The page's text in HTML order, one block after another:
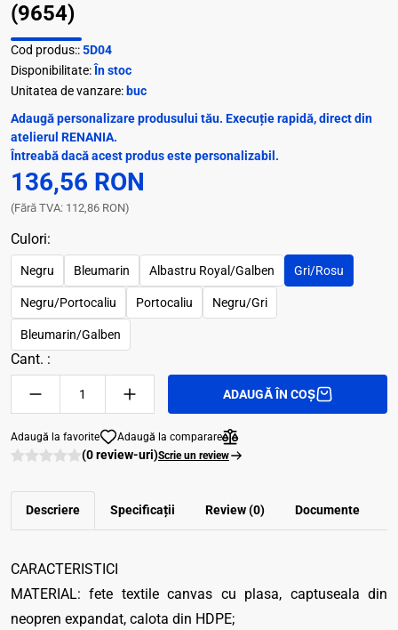
(9654)
Cod produs::5D04
Disponibilitate: În stoc
Unitatea de vanzare: buc
Adaugă personalizare produsului tău. Execuție rapidă, direct din
atelierul RENANIA.
Întreabă dacă acest produs este personalizabil.
136,56 RON
(Fără TVA: 112,86 RON)
Culori:
Negru Bleumarin Albastru Royal/Galben Gri/Rosu
Negru/Portocaliu Portocaliu Negru/Gri
Bleumarin/Galben
Cant. :
ADAUGĂ ÎN COȘ
Adaugă la favorite Adaugă la comparare
(0 review-uri)Scrie un review
Descriere Specificații Review (0) Documente
CARACTERISTICI
MATERIAL: fete textile canvas cu plasa, captuseala din
neopren expandat, calota din HDPE;